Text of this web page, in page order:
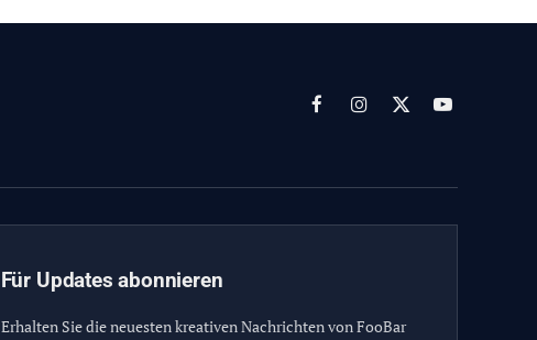
FacebookInstagram
X
YouTube
Für Updates abonnieren
Erhalten Sie die neuesten kreativen Nachrichten von FooBar